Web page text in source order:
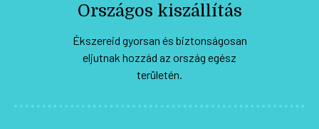
Országos kiszállítás
Ékszereid gyorsan és biztonságosan
eljutnak hozzád az ország egész
területén.